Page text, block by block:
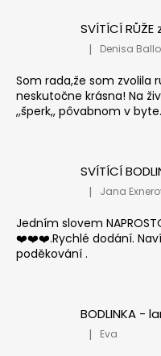
SVÍTÍCÍ
Hodnocení
| Denisa
Som rada,že som zvolila
neskutočne krásna! Na
,,šperk,, pôvabnom v
SVÍTÍCÍ
Hodnocení
| Jana
Jedním slovem NAPROSTO
❤️❤️❤️.Rychlé dodání.
poděkování .
BODLINKA -
Hodnocení
| Eva